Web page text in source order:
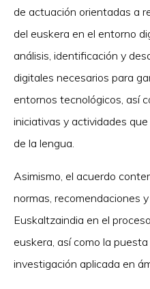
de actuación orientadas a
del euskera en el entorno
análisis, identificación y
digitales necesarios para
entornos tecnológicos, así
iniciativas y actividades
de la lengua.
Asimismo, el acuerdo
normas, recomendaciones
Euskaltzaindia en el
euskera, así como la
investigación aplicada en